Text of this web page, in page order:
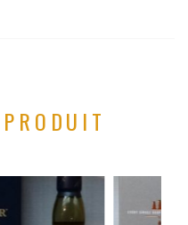
PRODUIT